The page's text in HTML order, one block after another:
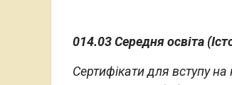
014.03 Середня освіта
Сертифікати для вступу